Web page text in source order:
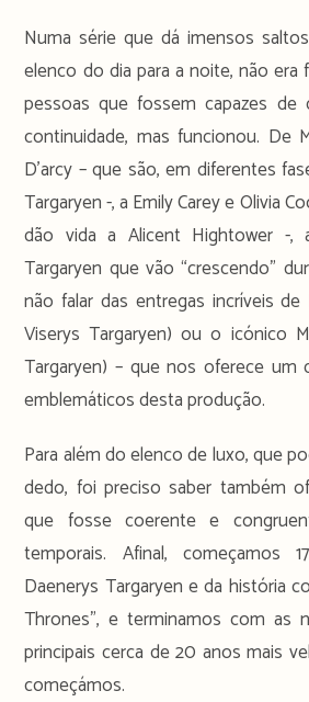
Numa série que dá imensos
elenco do dia para a noite, não era
pessoas que fossem capazes de
continuidade, mas funcionou. De
D’arcy – que são, em diferentes
Targaryen -, a Emily Carey e Olivia
dão vida a Alicent Hightower -
Targaryen que vão “crescendo”
não falar das entregas incríveis de
Viserys Targaryen) ou o icónico
Targaryen) – que nos oferece um
emblemáticos desta produção.
Para além do elenco de luxo, que
dedo, foi preciso saber também
que fosse coerente e
temporais. Afinal, começamos
Daenerys Targaryen e da história
Thrones”, e terminamos com as
principais cerca de 20 anos mais
começámos.